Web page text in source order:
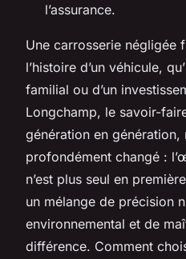
l’assurance.
Une carrosserie négligée
l’histoire d’un véhicule,
familial ou d’un
Longchamp, le savoir-
génération en génération,
profondément changé :
n’est plus seul en
un mélange de précision
environnemental et de
différence. Comment